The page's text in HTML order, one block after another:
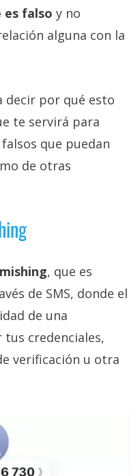
es falso y no
alguna con la
decir por qué esto
te servirá para
que puedan
de otras
, que es
de SMS, donde el
de una
credenciales,
verificación u otra